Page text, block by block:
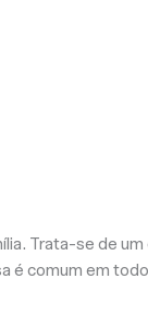
Trata-se de
é comum em